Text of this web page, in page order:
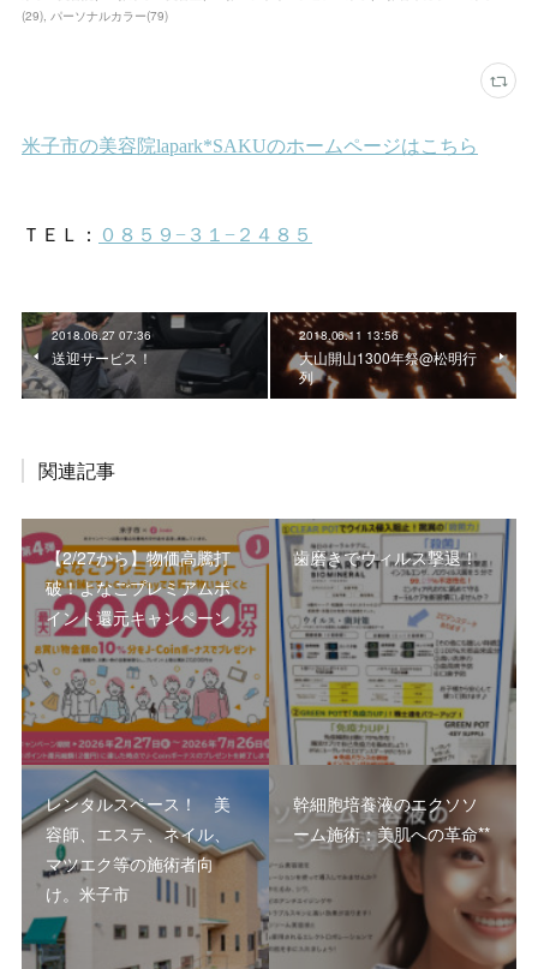
(29) パーソナルカラー(79)
2018.06.27 07:36
送迎サービス！
2018.06.11 13:56
大山開山1300年祭@松明行
列
関連記事
【2/27から】物価高騰打
破！よなごプレミアムポ
イント還元キャンペーン
歯磨きでウィルス撃退！
レンタルスペース！ 美
容師、エステ、ネイル、
マツエク等の施術者向
け。米子市
幹細胞培養液のエクソソ
ーム施術：美肌への革命**